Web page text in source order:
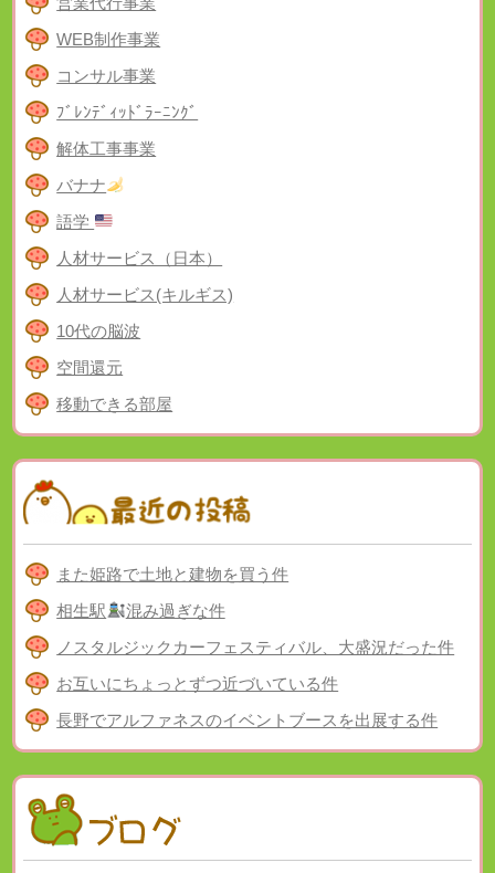
WEB制作事業
コンサル事業
ﾌﾞﾚﾝﾃﾞｨｯﾄﾞﾗｰﾆﾝｸﾞ
解体工事事業
バナナ
語学
人材サービス（日本）
人材サービス(キルギス)
10代の脳波
空間還元
移動できる部屋
また姫路で土地と建物を買う件
相生駅
混み過ぎな件
ノスタルジックカーフェスティバル、大盛況だった件
お互いにちょっとずつ近づいている件
長野でアルファネスのイベントブースを出展する件